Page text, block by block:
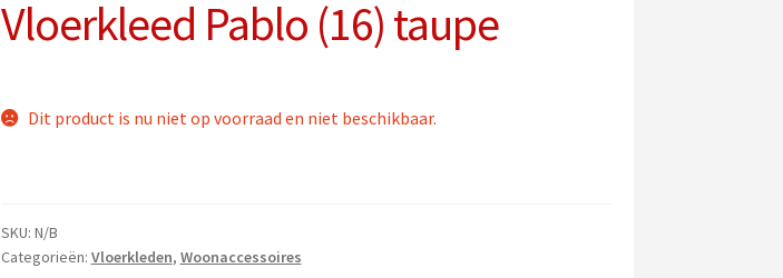
Vloerkleed Pablo (16) taupe
Dit product is nu niet op voorraad en niet beschikbaar.
SKU: N/B
Categorieën: Vloerkleden, Woonaccessoires